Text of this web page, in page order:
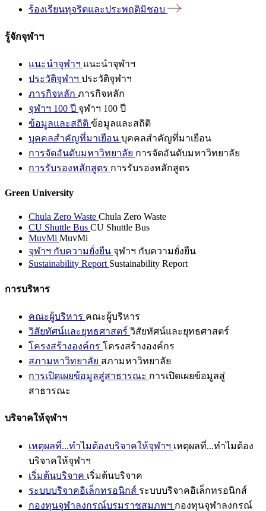
ร้องเรียนทุจริตและประพฤติมิชอบ
รู้จักจุฬาฯ
แนะนำจุฬาฯ แนะนำจุฬาฯ
ประวัติจุฬาฯ ประวัติจุฬาฯ
ภารกิจหลัก ภารกิจหลัก
จุฬาฯ 100 ปี จุฬาฯ 100 ปี
ข้อมูลและสถิติ ข้อมูลและสถิติ
บุคคลสำคัญที่มาเยือน บุคคลสำคัญที่มาเยือน
การจัดอันดับมหาวิทยาลัย การจัดอันดับมหาวิทยาลัย
การรับรองหลักสูตร การรับรองหลักสูตร
Green University
Chula Zero Waste Chula Zero Waste
CU Shuttle Bus CU Shuttle Bus
MuvMi MuvMi
จุฬาฯ กับความยั่งยืน จุฬาฯ กับความยั่งยืน
Sustainability Report Sustainability Report
การบริหาร
คณะผู้บริหาร คณะผู้บริหาร
วิสัยทัศน์และยุทธศาสตร์ วิสัยทัศน์และยุทธศาสตร์
โครงสร้างองค์กร โครงสร้างองค์กร
สภามหาวิทยาลัย สภามหาวิทยาลัย
การเปิดเผยข้อมูลสู่สาธารณะ การเปิดเผยข้อมูลสู่
สาธารณะ
บริจาคให้จุฬาฯ
เหตุผลที่...ทำไมต้องบริจาคให้จุฬาฯ เหตุผลที่...ทำไมต้อง
บริจาคให้จุฬาฯ
เริ่มต้นบริจาค เริ่มต้นบริจาค
ระบบบริจาคอิเล็กทรอนิกส์ ระบบบริจาคอิเล็กทรอนิกส์
กองทุนจุฬาลงกรณ์บรมราชสมภพฯ กองทุนจุฬาลงกรณ์